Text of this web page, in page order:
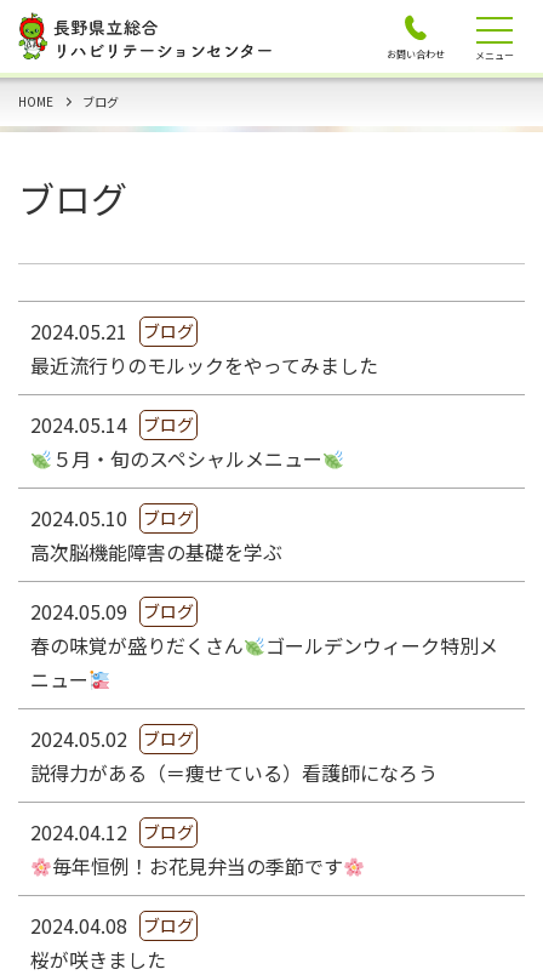
HOME ブログ
ブログ
2024.05.21 ブログ
最近流行りのモルックをやってみました
2024.05.14 ブログ
５月・旬のスペシャルメニュー
2024.05.10 ブログ
高次脳機能障害の基礎を学ぶ
2024.05.09 ブログ
春の味覚が盛りだくさん
ゴールデンウィーク特別メ
ニュー
2024.05.02 ブログ
説得力がある（＝痩せている）看護師になろう
2024.04.12 ブログ
毎年恒例！お花見弁当の季節です
2024.04.08 ブログ
桜が咲きました
メニュー
お問い合わせ